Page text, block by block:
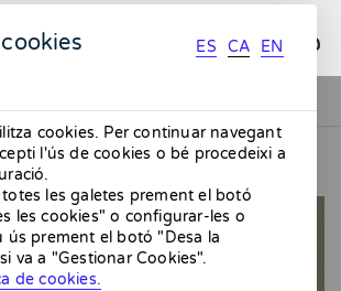
EN
Càntir blau
ES CA EN
cookies. Per continuar navegant
l'ús de cookies o bé procedeixi a
les galetes prement el botó
les cookies" o configurar-les o
ús prement el botó "Desa la
va a "Gestionar Cookies".
de cookies.